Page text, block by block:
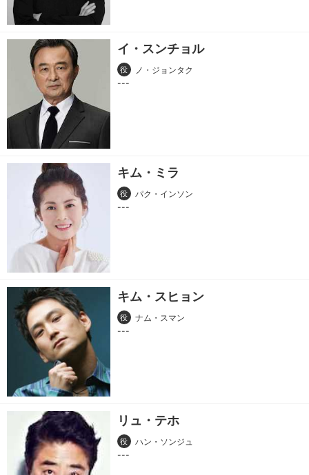
イ・スンチョル
役 ノ・ジョンタク
キム・ミラ
役 パク・インソン
キム・スヒョン
役 ナム・スマン
リュ・テホ
役 ハン・ソンジュ